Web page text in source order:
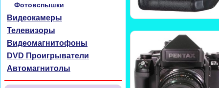
Фотовспышки
Видеокамеры
Телевизоры
Видеомагнитофоны
DVD Проигрыватели
Автомагнитолы